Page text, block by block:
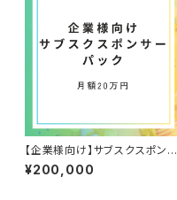
【企業様向け】サブスクスポンサ
ー20万パック
¥200,000